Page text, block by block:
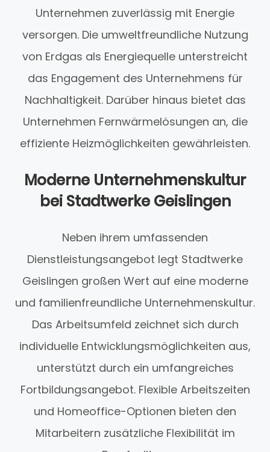
Unternehmen zuverlässig mit Energie
versorgen. Die umweltfreundliche Nutzung
von Erdgas als Energiequelle unterstreicht
das Engagement des Unternehmens für
Nachhaltigkeit. Darüber hinaus bietet das
Unternehmen Fernwärmelösungen an, die
effiziente Heizmöglichkeiten gewährleisten.
Moderne Unternehmenskultur
bei Stadtwerke Geislingen
Neben ihrem umfassenden
Dienstleistungsangebot legt Stadtwerke
Geislingen großen Wert auf eine moderne
und familienfreundliche Unternehmenskultur.
Das Arbeitsumfeld zeichnet sich durch
individuelle Entwicklungsmöglichkeiten aus,
unterstützt durch ein umfangreiches
Fortbildungsangebot. Flexible Arbeitszeiten
und Homeoffice-Optionen bieten den
Mitarbeitern zusätzliche Flexibilität im